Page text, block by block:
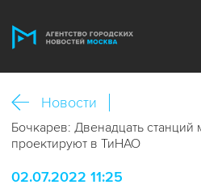
Новости
Бочкарев: Двенадцать станций
проектируют в ТиНАО
02.07.2022 11:25